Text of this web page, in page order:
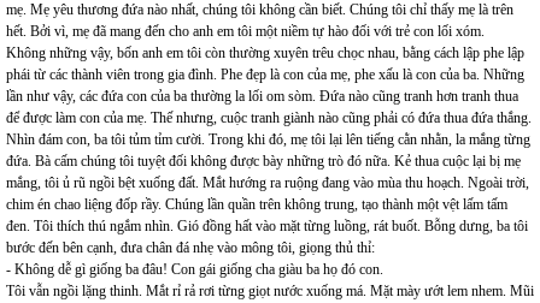
mẹ. Mẹ yêu thương đứa nào nhất, chúng tôi không cần biết. Chúng tôi chỉ thấy mẹ là trên
hết. Bởi vì, mẹ đã mang đến cho anh em tôi một niềm tự hào đối với trẻ con lối xóm.
Không những vậy, bốn anh em tôi còn thường xuyên trêu chọc nhau, bằng cách lập phe lập
phái từ các thành viên trong gia đình. Phe đẹp là con của mẹ, phe xấu là con của ba. Những
lần như vậy, các đứa con của ba thường la lối om sòm. Đứa nào cũng tranh hơn tranh thua
để được làm con của mẹ. Thế nhưng, cuộc tranh giành nào cũng phải có đứa thua đứa thắng.
Nhìn đám con, ba tôi tủm tỉm cười. Trong khi đó, mẹ tôi lại lên tiếng cằn nhằn, la mắng từng
đứa. Bà cấm chúng tôi tuyệt đối không được bày những trò đó nữa. Kẻ thua cuộc lại bị mẹ
mắng, tôi ủ rũ ngồi bệt xuống đất. Mắt hướng ra ruộng đang vào mùa thu hoạch. Ngoài trời,
chim én chao liệng đốp rầy. Chúng lần quần trên không trung, tạo thành một vệt lấm tấm
đen. Tôi thích thú ngắm nhìn. Gió đồng hất vào mặt từng luồng, rát buốt. Bỗng dưng, ba tôi
bước đến bên cạnh, đưa chân đá nhẹ vào mông tôi, giọng thủ thỉ:
- Không dễ gì giống ba đâu! Con gái giống cha giàu ba họ đó con.
Tôi vẫn ngồi lặng thinh. Mắt rỉ rả rơi từng giọt nước xuống má. Mặt mày ướt lem nhem. Mũi